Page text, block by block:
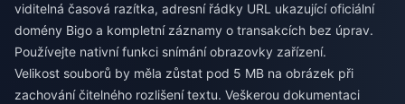
viditelná časová razítka, adresní řádky URL ukazující oficiální
domény Bigo a kompletní záznamy o transakcích bez úprav.
Používejte nativní funkci snímání obrazovky zařízení.
Velikost souborů by měla zůstat pod 5 MB na obrázek při
zachování čitelného rozlišení textu. Veškerou dokumentaci